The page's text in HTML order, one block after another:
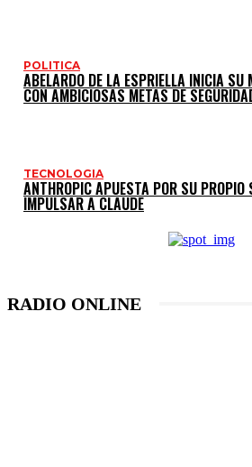
POLITICA
ABELARDO DE LA ESPRIELLA INICIA SU
CON AMBICIOSAS METAS DE
TECNOLOGIA
ANTHROPIC APUESTA POR SU PROPIO
IMPULSAR A CLAUDE
RADIO ONLINE